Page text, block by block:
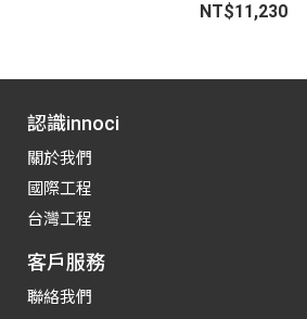
NT$11,230
認識innoci
關於我們
國際工程
台灣工程
客戶服務
聯絡我們